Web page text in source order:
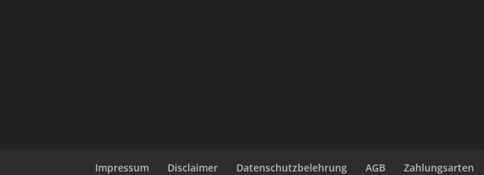
Impressum Disclaimer Datenschutzbelehrung AGB Zahlungsarten